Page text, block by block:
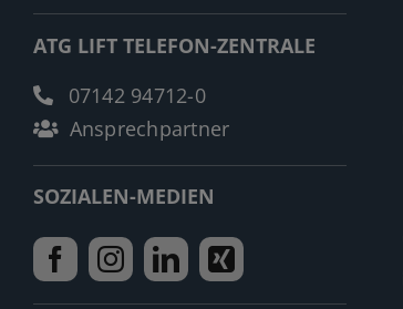
ATG LIFT TELEFON-ZENTRALE
07142 94712-0
Ansprechpartner
SOZIALEN-MEDIEN